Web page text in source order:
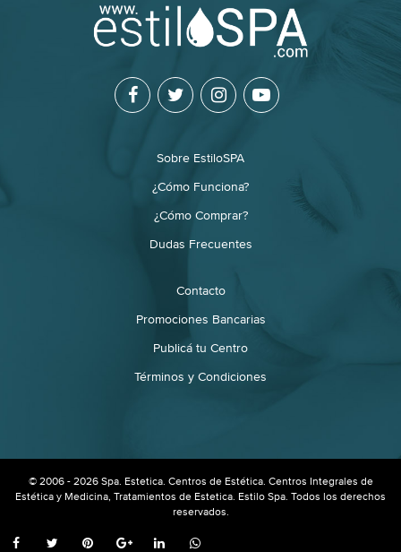
Sobre EstiloSPA
¿Cómo Funciona?
¿Cómo Comprar?
Dudas Frecuentes
Contacto
Promociones Bancarias
Publicá tu Centro
Términos y Condiciones
© 2006 - 2026 Spa. Estetica. Centros de Estética. Centros Integrales de
Estética y Medicina, Tratamientos de Estetica. Estilo Spa. Todos los derechos
reservados.